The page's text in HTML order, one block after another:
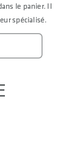
le panier. Il
spécialisé.